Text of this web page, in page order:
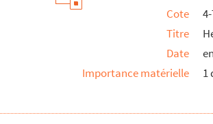
Cote
Titre
Date
Importance matérielle
1